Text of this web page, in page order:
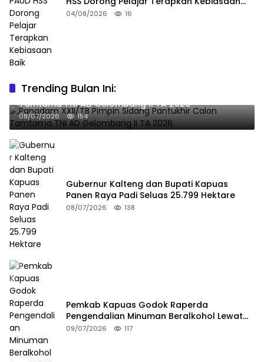
Baik
04/08/2026 16
Trending Bulan Ini:
Pangdam XXII/TB Pimpin Sidang Pantukhir Calon
Tamtama TNI AD Gelombang II TA 2026
08/07/2026 154
Gubernur Kalteng dan Bupati Kapuas
Panen Raya Padi Seluas 25.799 Hektare
08/07/2026 138
Pemkab Kapuas Godok Raperda
Pengendalian Minuman Beralkohol Lewat
FGD
09/07/2026 117